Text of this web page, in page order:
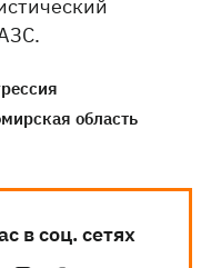
область
в соц. сетях